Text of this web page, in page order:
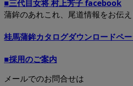
■三代目女将 村上芳子 facebook
蒲鉾のあれこれ、尾道情報をお伝
桂馬蒲鉾カタログダウンロードペ
■採用のご案内
メールでのお問合せは